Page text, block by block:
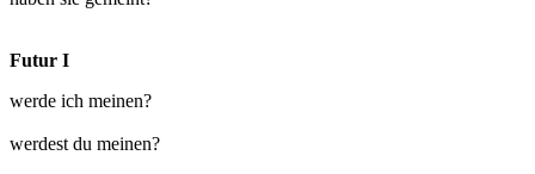
Futur I
werde ich meinen?
werdest du meinen?